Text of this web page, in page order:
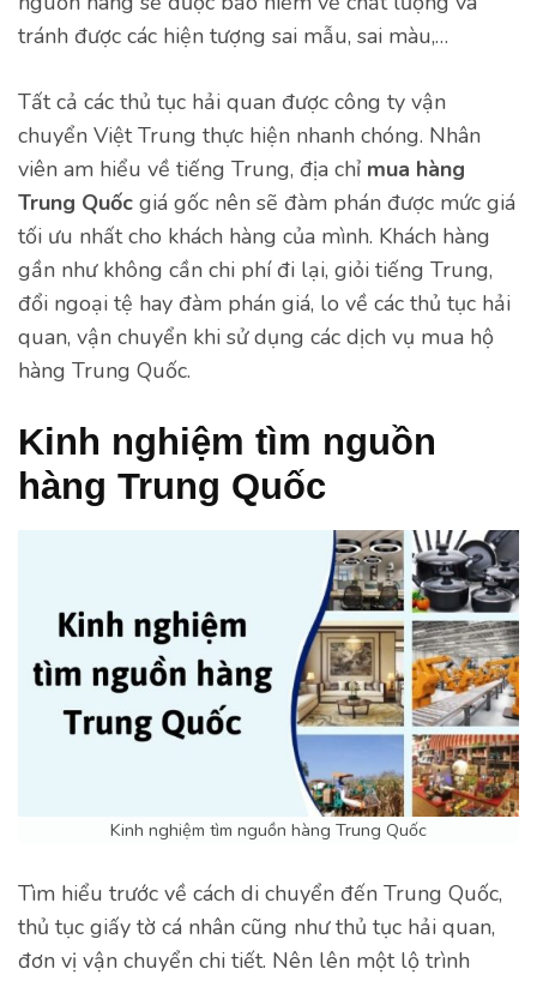
tránh được các hiện tượng sai mẫu, sai màu,…
Tất cả các thủ tục hải quan được công ty vận
chuyển Việt Trung thực hiện nhanh chóng. Nhân
viên am hiểu về tiếng Trung, địa chỉ mua hàng
Trung Quốc giá gốc nên sẽ đàm phán được mức giá
tối ưu nhất cho khách hàng của mình. Khách hàng
gần như không cần chi phí đi lại, giỏi tiếng Trung,
đổi ngoại tệ hay đàm phán giá, lo về các thủ tục hải
quan, vận chuyển khi sử dụng các dịch vụ mua hộ
hàng Trung Quốc.
Kinh nghiệm tìm nguồn
hàng Trung Quốc
Kinh nghiệm tìm nguồn hàng Trung Quốc
Tìm hiểu trước về cách di chuyển đến Trung Quốc,
thủ tục giấy tờ cá nhân cũng như thủ tục hải quan,
đơn vị vận chuyển chi tiết. Nên lên một lộ trình